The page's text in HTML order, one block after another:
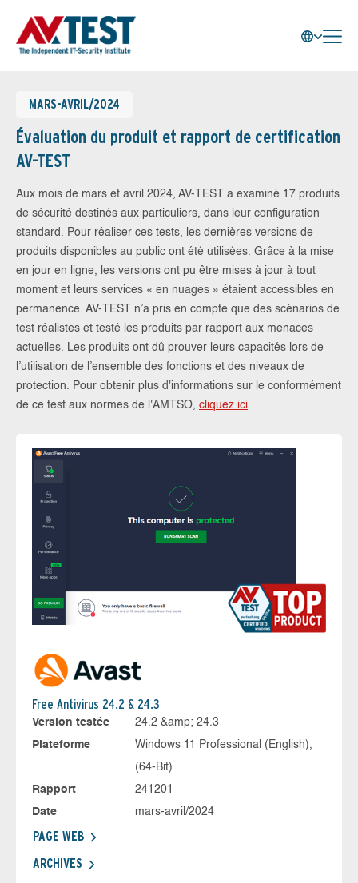
MARS-AVRIL/2024
Évaluation du produit et rapport de certification
AV-TEST
Aux mois de mars et avril 2024, AV-TEST a examiné 17 produits
de sécurité destinés aux particuliers, dans leur configuration
standard. Pour réaliser ces tests, les dernières versions de
produits disponibles au public ont été utilisées. Grâce à la mise
en jour en ligne, les versions ont pu être mises à jour à tout
moment et leurs services « en nuages » étaient accessibles en
permanence. AV-TEST n’a pris en compte que des scénarios de
test réalistes et testé les produits par rapport aux menaces
actuelles. Les produits ont dû prouver leurs capacités lors de
l’utilisation de l’ensemble des fonctions et des niveaux de
protection. Pour obtenir plus d'informations sur le conformément
de ce test aux normes de l'AMTSO, cliquez ici.
Free Antivirus 24.2 & 24.3
Version testée
24.2 &amp; 24.3
Plateforme
Windows 11 Professional (English),
(64-Bit)
Rapport
241201
Date
mars-avril/2024
PAGE WEB
ARCHIVES